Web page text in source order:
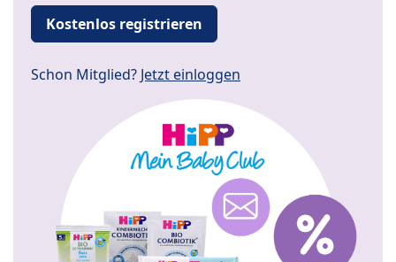
Kostenlos registrieren
Schon Mitglied? Jetzt einloggen